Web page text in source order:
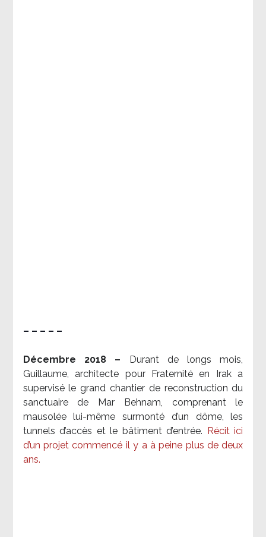
– – – – –
Décembre 2018 –
Durant de longs mois,
Guillaume, architecte pour Fraternité en Irak a
supervisé le grand chantier de reconstruction du
sanctuaire de Mar Behnam, comprenant le
mausolée lui-même surmonté d’un dôme, les
tunnels d’accès et le bâtiment d’entrée.
Récit ici
d’un projet commencé il y a à peine plus de deux
ans.